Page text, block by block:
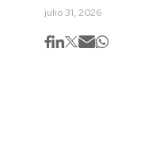
julio 31, 2026